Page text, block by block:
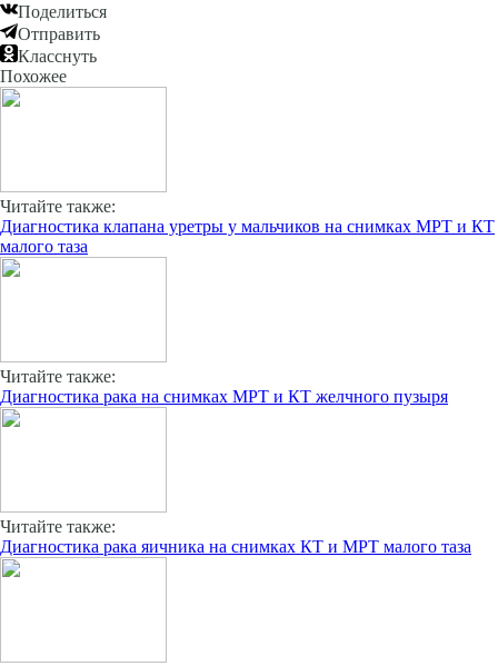
Поделиться
Отправить
Класснуть
Похожее
Читайте также:
Диагностика клапана уретры у мальчиков на снимках МРТ и КТ
малого таза
Читайте также:
Диагностика рака на снимках МРТ и КТ желчного пузыря
Читайте также:
Диагностика рака яичника на снимках КТ и МРТ малого таза